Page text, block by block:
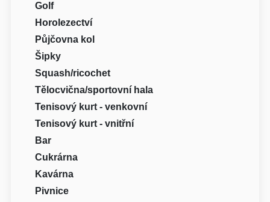
Golf
Horolezectví
Půjčovna kol
Šipky
Squash/ricochet
Tělocvična/sportovní hala
Tenisový kurt - venkovní
Tenisový kurt - vnitřní
Bar
Cukrárna
Kavárna
Pivnice